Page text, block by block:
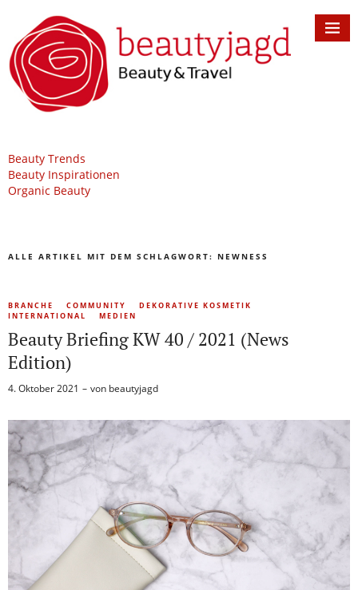
Beauty Trends
Beauty Inspirationen
Organic Beauty
ALLE ARTIKEL MIT DEM SCHLAGWORT: NEWNESS
BRANCHE COMMUNITY
DEKORATIVE KOSMETIK
INTERNATIONAL
MEDIEN
Beauty Briefing KW 40 / 2021 (News
Edition)
4. Oktober 2021 von beautyjagd